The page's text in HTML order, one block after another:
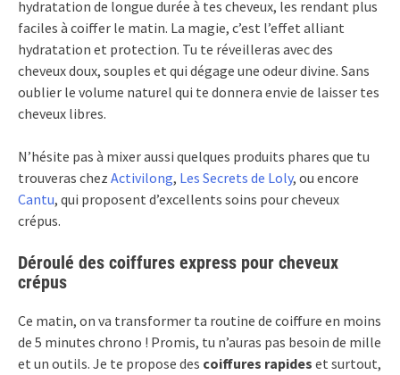
hydratation de longue durée à tes cheveux, les rendant plus
faciles à coiffer le matin. La magie, c’est l’effet alliant
hydratation et protection. Tu te réveilleras avec des
cheveux doux, souples et qui dégage une odeur divine. Sans
oublier le volume naturel qui te donnera envie de laisser tes
cheveux libres.
N’hésite pas à mixer aussi quelques produits phares que tu
trouveras chez Activilong, Les Secrets de Loly, ou encore
Cantu, qui proposent d’excellents soins pour cheveux
crépus.
Déroulé des coiffures express pour cheveux
crépus
Ce matin, on va transformer ta routine de coiffure en moins
de 5 minutes chrono ! Promis, tu n’auras pas besoin de mille
et un outils. Je te propose des coiffures rapides et surtout,